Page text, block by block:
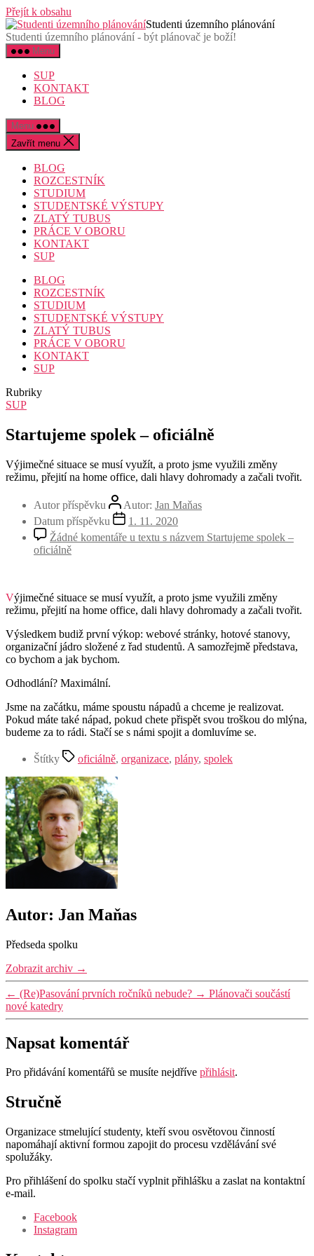
Přejít k obsahu
Studenti územního plánování
Studenti územního plánování - být plánovač je boží!
Menu
SUP
KONTAKT
BLOG
Menu
Zavřít menu
BLOG
ROZCESTNÍK
STUDIUM
STUDENTSKÉ VÝSTUPY
ZLATÝ TUBUS
PRÁCE V OBORU
KONTAKT
SUP
BLOG
ROZCESTNÍK
STUDIUM
STUDENTSKÉ VÝSTUPY
ZLATÝ TUBUS
PRÁCE V OBORU
KONTAKT
SUP
Rubriky
SUP
Startujeme spolek – oficiálně
Výjimečné situace se musí využít, a proto jsme využili změny
režimu, přejití na home office, dali hlavy dohromady a začali tvořit.
Autor příspěvku Autor: Jan Maňas
Datum příspěvku
1. 11. 2020
Žádné komentáře u textu s názvem Startujeme spolek –
oficiálně
Výjimečné situace se musí využít, a proto jsme využili změny
režimu, přejití na home office, dali hlavy dohromady a začali tvořit.
Výsledkem budiž první výkop: webové stránky, hotové stanovy,
organizační jádro složené z řad studentů. A samozřejmě představa,
co bychom a jak bychom.
Odhodlání? Maximální.
Jsme na začátku, máme spoustu nápadů a chceme je realizovat.
Pokud máte také nápad, pokud chete přispět svou troškou do mlýna,
budeme za to rádi. Stačí se s námi spojit a domluvíme se.
Štítky oficiálně, organizace, plány, spolek
Autor: Jan Maňas
Předseda spolku
Zobrazit archiv →
← (Re)Pasování prvních ročníků nebude? → Plánovači součástí
nové katedry
Napsat komentář
Pro přidávání komentářů se musíte nejdříve přihlásit.
Stručně
Organizace stmelující studenty, kteří svou osvětovou činností
napomáhají aktivní formou zapojit do procesu vzdělávání své
spolužáky.
Pro přihlášení do spolku stačí vyplnit přihlášku a zaslat na kontaktní
e-mail.
Facebook
Instagram